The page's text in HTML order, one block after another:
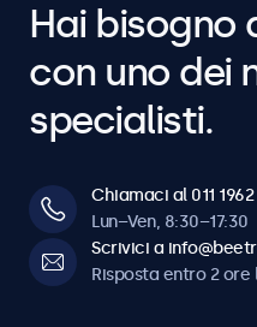
Hai bisogno
con uno dei
specialisti.
Chiamaci al 011 1962
Lun–Ven, 8:30–17:30
Scrivici a
Risposta entro 2